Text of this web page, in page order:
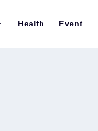
Health Event